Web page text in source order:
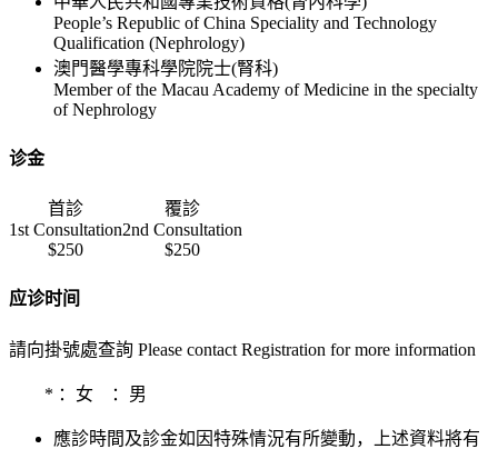
People’s Republic of China Speciality and Technology
Qualification (Nephrology)
澳門醫學專科學院院士(腎科)
Member of the Macau Academy of Medicine in the specialty
of Nephrology
诊金
首診
1st Consultation
覆診
2nd Consultation
$250
$250
应诊时间
請向掛號處查詢 Please contact Registration for more information
* ：女 ：男
應診時間及診金如因特殊情況有所變動，上述資料將有